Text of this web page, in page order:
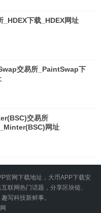
_HDEX下载_HDEX网址
交易所_PaintSwap下
交易所
网址
官网下载地址，大币APP下载安
联网热门话题，分享区块链、
写科技新鲜事。